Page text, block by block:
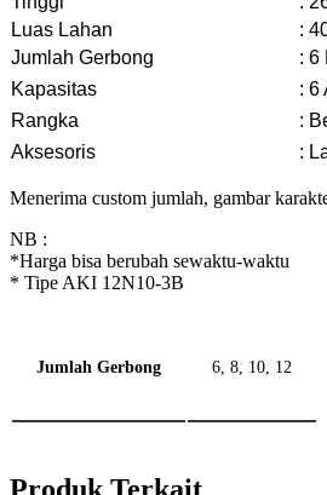
Luas Lahan
:
Jumlah Gerbong
: 6
Kapasitas
: 6
Rangka
:
Aksesoris
:
Menerima custom jumlah, gambar
NB :
*Harga bisa berubah sewaktu-waktu
* Tipe AKI 12N10-3B
Jumlah Gerbong 6, 8, 10, 12